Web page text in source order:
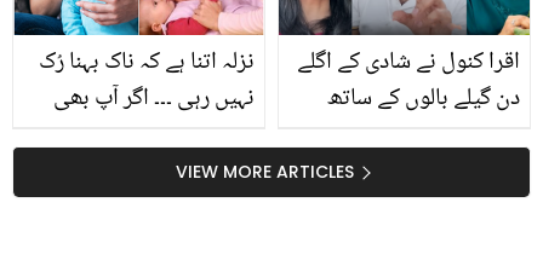
نزلہ اتنا ہے کہ ناک بہنا رُک
نہیں رہی ۔۔۔ اگر آپ بھی
سے پریشان ہیں تو یہ
سستی چیز گھر لائیں اور
اقرا کنول نے شادی کے اگلے
دن گیلے بالوں کے ساتھ
عفان قیصر نے یوٹیوبرز کے
بخیے ادھیڑ کر رکھ دیے
VIEW MORE ARTICLES